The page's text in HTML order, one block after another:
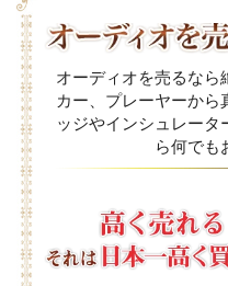
オーディオを売るなら
カー、プレーヤーから
ッジやインシュレータ
ら何でも